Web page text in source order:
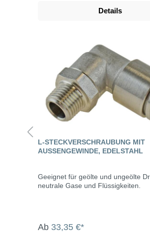
Details
L-STECKVERSCHRAUBUNG MIT
AUSSENGEWINDE, EDELSTAHL
Geeignet für geölte und ungeölte
neutrale Gase und Flüssigkeiten.
Ab 33,35 €*